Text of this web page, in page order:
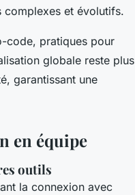
complexes et évolutifs.
code, pratiques pour
globale reste plus
garantissant une
en équipe
outils
la connexion avec